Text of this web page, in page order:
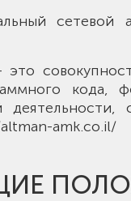
сетевой
amk.co.il/